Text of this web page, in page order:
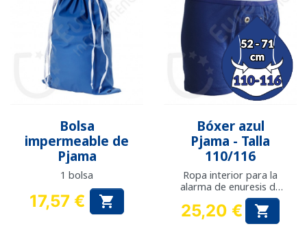
Bolsa
impermeable de
Pjama
1 bolsa
Precio
17,57 € 
Bóxer azul
Pjama - Talla
110/116
Ropa interior para la
alarma de enuresis de
Precio
25,20 € 